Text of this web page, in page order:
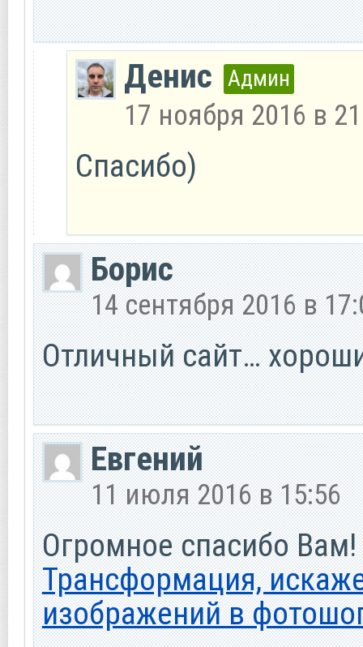
Денис Админ
17 ноября 2016 в
Спасибо)
Борис
14 сентября 2016 в
Отличный сайт…
Евгений
11 июля 2016 в 15:56
Огромное спасибо
Трансформация,
изображений в